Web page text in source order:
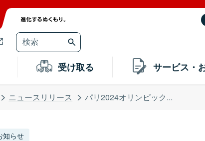
受け取る サービス・
ニュースリリース パリ2024オリンピック...
知らせ